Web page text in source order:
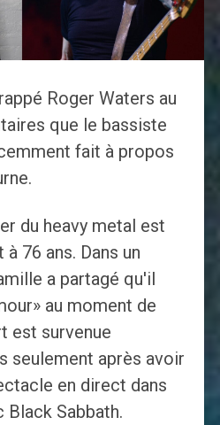
Roger Waters au
que le bassiste
fait à propos
du heavy metal est
76 ans. Dans un
a partagé qu'il
au moment de
est survenue
seulement après avoir
en direct dans
Black Sabbath.